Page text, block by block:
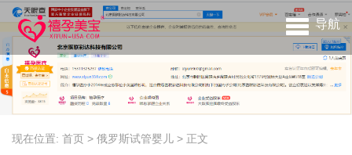
导航
现在位置: 首页 > 俄罗斯试管婴儿 > 正文